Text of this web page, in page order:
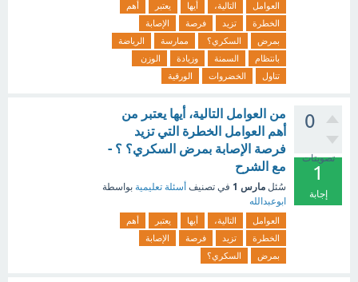
العوامل التالية، أيها يعتبر
أهم
الخطرة
تزيد فرصة
الإصابة
بمرض
السكري؟ ممارسة
الرياضة
بانتظام
السمنة وزيادة
الوزن
تناول
الخضروات الورقية
0
تصويتات
1
إجابة
من العوامل التالية، أيها يعتبر من
أهم العوامل الخطرة التي تزيد
فرصة الإصابة بمرض السكري؟ ؟ -
مع الشرح
سُئل مارس 1 في تصنيف أسئلة تعليمية بواسطة
ابوعبدالله
العوامل التالية، أيها يعتبر
أهم
الخطرة
تزيد فرصة
الإصابة
بمرض
السكري؟